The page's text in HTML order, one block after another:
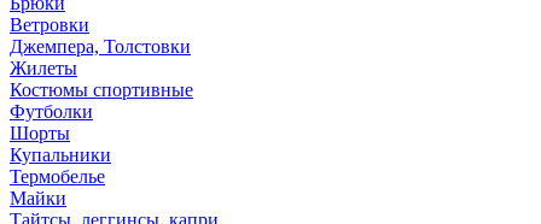
Ветровки
Джемпера, Толстовки
Жилеты
Костюмы спортивные
Футболки
Шорты
Купальники
Термобелье
Майки
Тайтсы, леггинсы, капри